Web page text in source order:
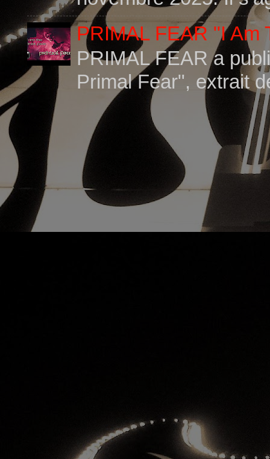
PRIMAL FEAR "I Am
PRIMAL FEAR a
Primal Fear", extrait